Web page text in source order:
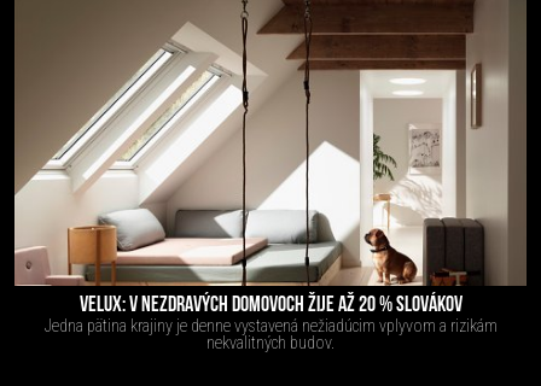
VELUX: V NEZDRAVÝCH DOMOVOCH ŽIJE AŽ 20 % SLOVÁKOV
Jedna pätina krajiny je denne vystavená nežiadúcim vplyvom a rizikám
nekvalitných budov.